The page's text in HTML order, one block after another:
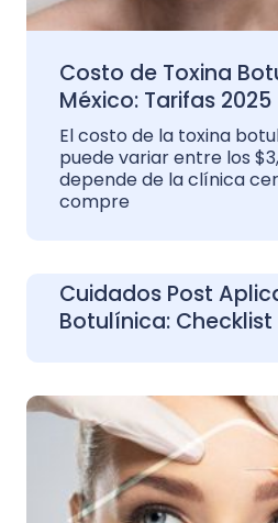
Costo de Toxina
México: Tarifas 2025
El costo de la toxina
puede variar entre los
depende de la clínica
compre
Cuidados Post
Botulínica: Checklist